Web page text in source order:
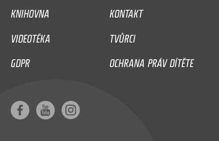
KNIHOVNA
KONTAKT
VIDEOTÉKA
TVŮRCI
GDPR
OCHRANA PRÁV DÍTĚTE